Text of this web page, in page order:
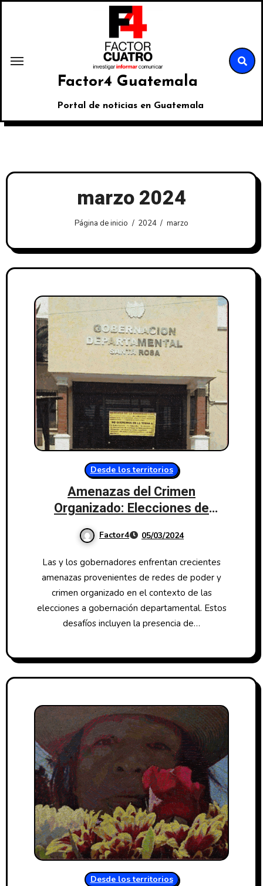
Factor4 Guatemala
Portal de noticias en Guatemala
marzo 2024
Página de inicio 2024 marzo
Desde los territorios
Amenazas del Crimen
Organizado: Elecciones de
Gobernador en Santa Rosa,
Guatemala
Factor4 05/03/2024
Las y los gobernadores enfrentan crecientes
amenazas provenientes de redes de poder y
crimen organizado en el contexto de las
elecciones a gobernación departamental. Estos
desafíos incluyen la presencia de…
Desde los territorios